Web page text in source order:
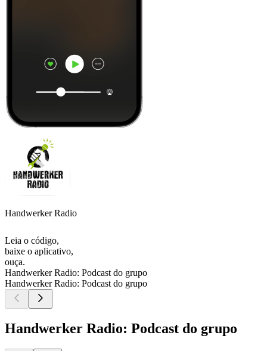
Handwerker Radio
Leia o código,
baixe o aplicativo,
ouça.
Handwerker Radio: Podcast do grupo
Handwerker Radio: Podcast do grupo
Handwerker Radio: Podcast do grupo